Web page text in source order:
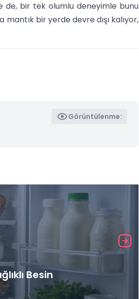
de, bir tek olumlu deneyimle bunu
bir yerde devre dışı kalıyor,
Görüntülenme:
Besin